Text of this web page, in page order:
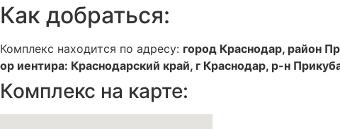
Как добраться:
Комплекс находится по адресу: город Краснодар, район
ор иентира: Краснодарский край, г Краснодар, р-н
Комплекс на карте: